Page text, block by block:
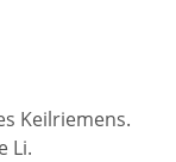
Keilriemens.
Li.